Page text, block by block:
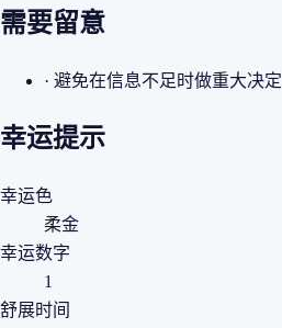
需要留意
· 避免在信息不足时做重大决定
幸运提示
幸运色
柔金
幸运数字
1
舒展时间